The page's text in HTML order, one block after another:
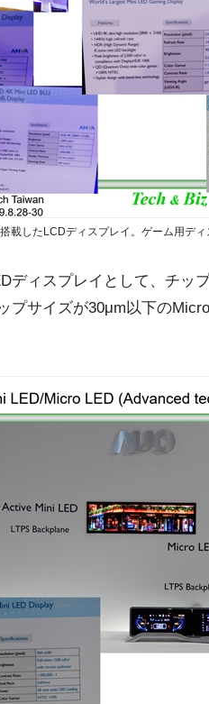
載したLCDディスプレイ。ゲーム用デ
ディスプレイとして、チッ
プサイズが30μm以下の